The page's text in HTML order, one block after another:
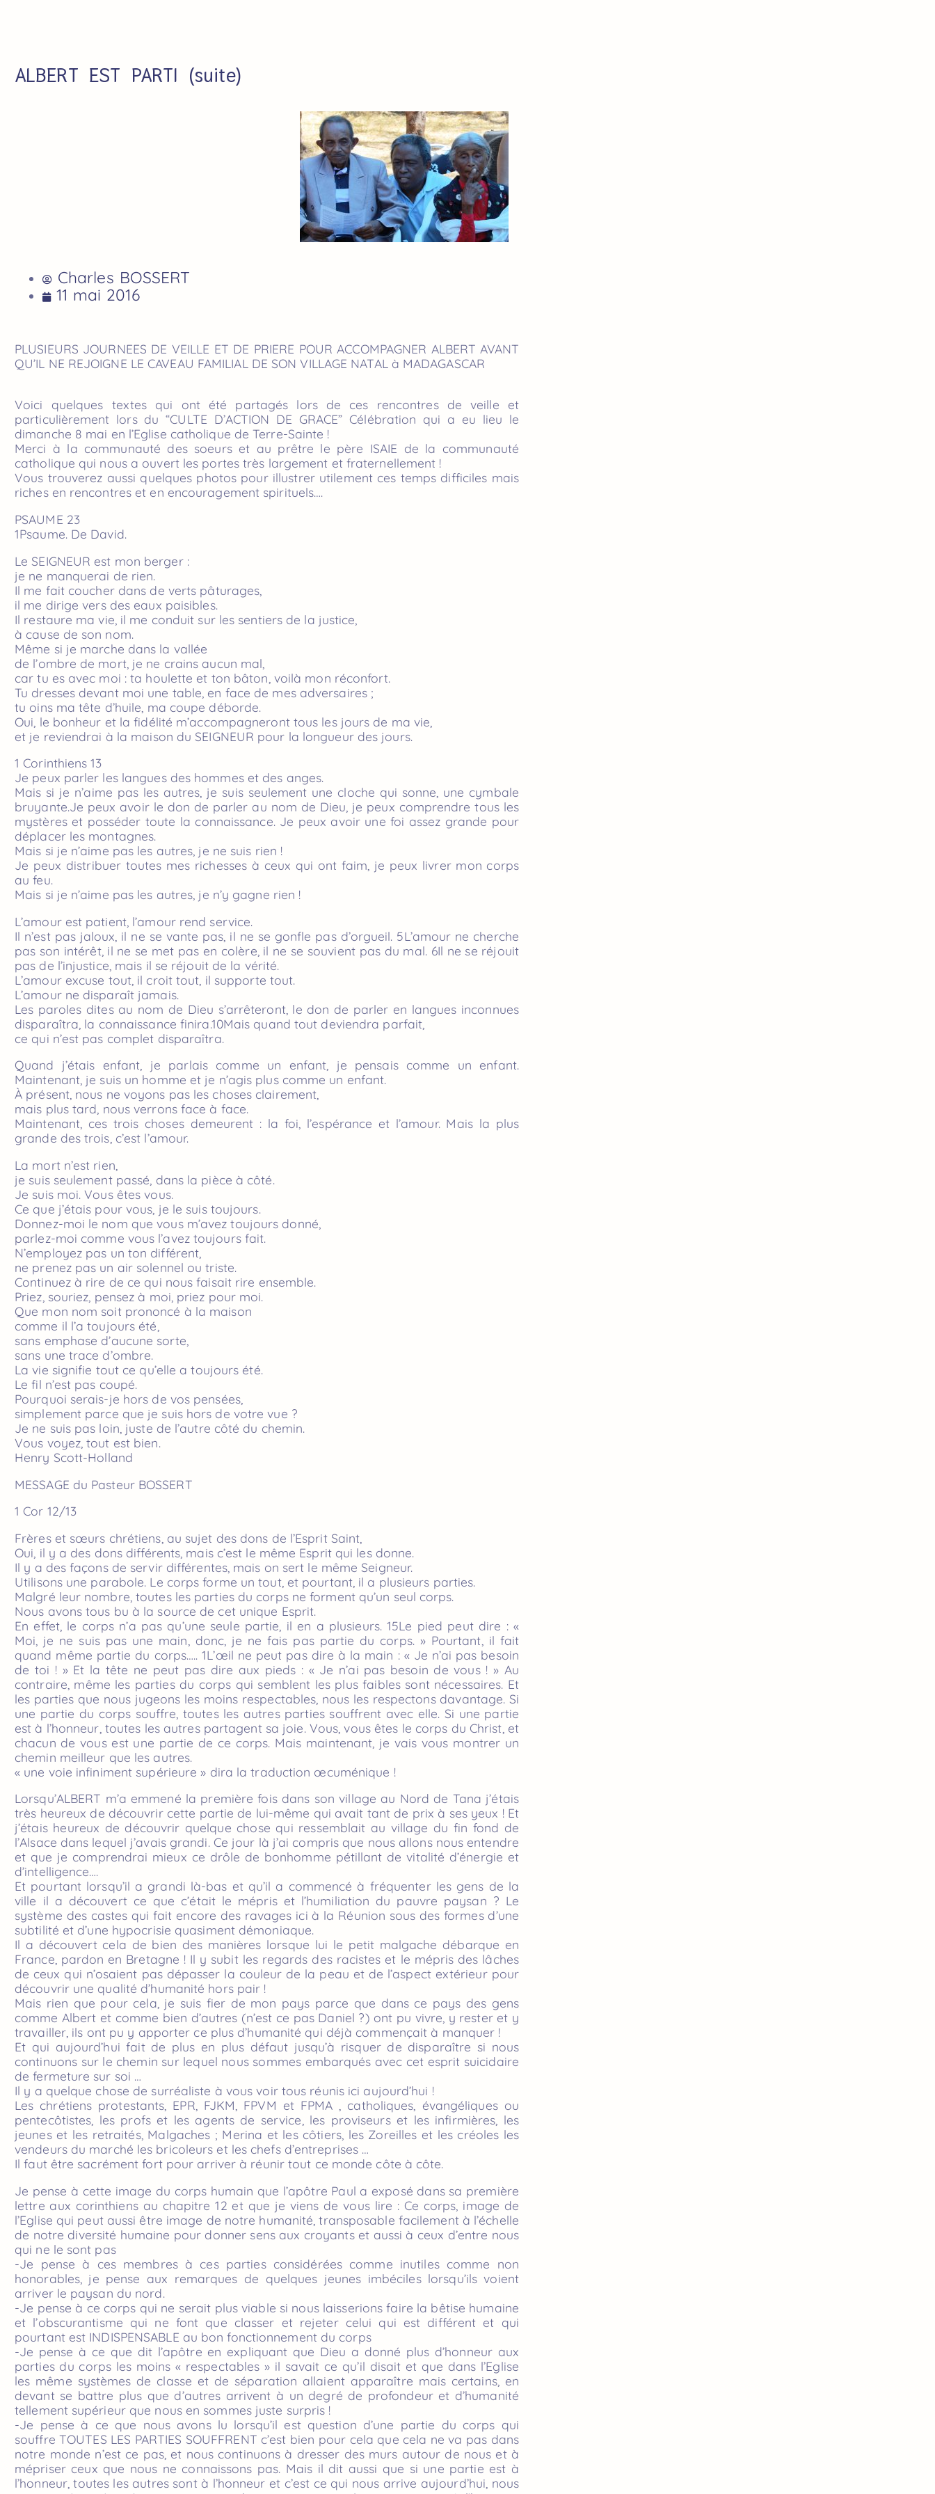
ALBERT EST PARTI (suite)
Charles BOSSERT
11 mai 2016
PLUSIEURS JOURNEES DE VEILLE ET DE PRIERE POUR ACCOMPAGNER ALBERT AVANT
QU’IL NE REJOIGNE LE CAVEAU FAMILIAL DE SON VILLAGE NATAL à MADAGASCAR
Voici quelques textes qui ont été partagés lors de ces rencontres de veille et
particulièrement lors du “CULTE D’ACTION DE GRACE” Célébration qui a eu lieu le
dimanche 8 mai en l’Eglise catholique de Terre-Sainte !
Merci à la communauté des soeurs et au prêtre le père ISAIE de la communauté
catholique qui nous a ouvert les portes très largement et fraternellement !
Vous trouverez aussi quelques photos pour illustrer utilement ces temps difficiles mais
riches en rencontres et en encouragement spirituels….
PSAUME 23
1Psaume. De David.
Le SEIGNEUR est mon berger :
je ne manquerai de rien.
Il me fait coucher dans de verts pâturages,
il me dirige vers des eaux paisibles.
Il restaure ma vie, il me conduit sur les sentiers de la justice,
à cause de son nom.
Même si je marche dans la vallée
de l’ombre de mort, je ne crains aucun mal,
car tu es avec moi : ta houlette et ton bâton, voilà mon réconfort.
Tu dresses devant moi une table, en face de mes adversaires ;
tu oins ma tête d’huile, ma coupe déborde.
Oui, le bonheur et la fidélité m’accompagneront tous les jours de ma vie,
et je reviendrai à la maison du SEIGNEUR pour la longueur des jours.
1 Corinthiens 13
Je peux parler les langues des hommes et des anges.
Mais si je n’aime pas les autres, je suis seulement une cloche qui sonne, une cymbale
bruyante.Je peux avoir le don de parler au nom de Dieu, je peux comprendre tous les
mystères et posséder toute la connaissance. Je peux avoir une foi assez grande pour
déplacer les montagnes.
Mais si je n’aime pas les autres, je ne suis rien !
Je peux distribuer toutes mes richesses à ceux qui ont faim, je peux livrer mon corps
au feu.
Mais si je n’aime pas les autres, je n’y gagne rien !
L’amour est patient, l’amour rend service.
Il n’est pas jaloux, il ne se vante pas, il ne se gonfle pas d’orgueil. 5L’amour ne cherche
pas son intérêt, il ne se met pas en colère, il ne se souvient pas du mal. 6Il ne se réjouit
pas de l’injustice, mais il se réjouit de la vérité.
L’amour excuse tout, il croit tout, il supporte tout.
L’amour ne disparaît jamais.
Les paroles dites au nom de Dieu s’arrêteront, le don de parler en langues inconnues
disparaîtra, la connaissance finira.10Mais quand tout deviendra parfait,
ce qui n’est pas complet disparaîtra.
Quand j’étais enfant, je parlais comme un enfant, je pensais comme un enfant.
Maintenant, je suis un homme et je n’agis plus comme un enfant.
À présent, nous ne voyons pas les choses clairement,
mais plus tard, nous verrons face à face.
Maintenant, ces trois choses demeurent : la foi, l’espérance et l’amour. Mais la plus
grande des trois, c’est l’amour.
La mort n’est rien,
je suis seulement passé, dans la pièce à côté.
Je suis moi. Vous êtes vous.
Ce que j’étais pour vous, je le suis toujours.
Donnez-moi le nom que vous m’avez toujours donné,
parlez-moi comme vous l’avez toujours fait.
N’employez pas un ton différent,
ne prenez pas un air solennel ou triste.
Continuez à rire de ce qui nous faisait rire ensemble.
Priez, souriez, pensez à moi, priez pour moi.
Que mon nom soit prononcé à la maison
comme il l’a toujours été,
sans emphase d’aucune sorte,
sans une trace d’ombre.
La vie signifie tout ce qu’elle a toujours été.
Le fil n’est pas coupé.
Pourquoi serais-je hors de vos pensées,
simplement parce que je suis hors de votre vue ?
Je ne suis pas loin, juste de l’autre côté du chemin.
Vous voyez, tout est bien.
Henry Scott-Holland
MESSAGE du Pasteur BOSSERT
1 Cor 12/13
Frères et sœurs chrétiens, au sujet des dons de l’Esprit Saint,
Oui, il y a des dons différents, mais c’est le même Esprit qui les donne.
Il y a des façons de servir différentes, mais on sert le même Seigneur.
Utilisons une parabole. Le corps forme un tout, et pourtant, il a plusieurs parties.
Malgré leur nombre, toutes les parties du corps ne forment qu’un seul corps.
Nous avons tous bu à la source de cet unique Esprit.
En effet, le corps n’a pas qu’une seule partie, il en a plusieurs. 15Le pied peut dire : «
Moi, je ne suis pas une main, donc, je ne fais pas partie du corps. » Pourtant, il fait
quand même partie du corps….. 1L’œil ne peut pas dire à la main : « Je n’ai pas besoin
de toi ! » Et la tête ne peut pas dire aux pieds : « Je n’ai pas besoin de vous ! » Au
contraire, même les parties du corps qui semblent les plus faibles sont nécessaires. Et
les parties que nous jugeons les moins respectables, nous les respectons davantage. Si
une partie du corps souffre, toutes les autres parties souffrent avec elle. Si une partie
est à l’honneur, toutes les autres partagent sa joie. Vous, vous êtes le corps du Christ, et
chacun de vous est une partie de ce corps. Mais maintenant, je vais vous montrer un
chemin meilleur que les autres.
« une voie infiniment supérieure » dira la traduction œcuménique !
Lorsqu’ALBERT m’a emmené la première fois dans son village au Nord de Tana j’étais
très heureux de découvrir cette partie de lui-même qui avait tant de prix à ses yeux ! Et
j’étais heureux de découvrir quelque chose qui ressemblait au village du fin fond de
l’Alsace dans lequel j’avais grandi. Ce jour là j’ai compris que nous allons nous entendre
et que je comprendrai mieux ce drôle de bonhomme pétillant de vitalité d’énergie et
d’intelligence….
Et pourtant lorsqu’il a grandi là-bas et qu’il a commencé à fréquenter les gens de la
ville il a découvert ce que c’était le mépris et l’humiliation du pauvre paysan ? Le
système des castes qui fait encore des ravages ici à la Réunion sous des formes d’une
subtilité et d’une hypocrisie quasiment démoniaque.
Il a découvert cela de bien des manières lorsque lui le petit malgache débarque en
France, pardon en Bretagne ! Il y subit les regards des racistes et le mépris des lâches
de ceux qui n’osaient pas dépasser la couleur de la peau et de l’aspect extérieur pour
découvrir une qualité d’humanité hors pair !
Mais rien que pour cela, je suis fier de mon pays parce que dans ce pays des gens
comme Albert et comme bien d’autres (n’est ce pas Daniel ?) ont pu vivre, y rester et y
travailler, ils ont pu y apporter ce plus d’humanité qui déjà commençait à manquer !
Et qui aujourd’hui fait de plus en plus défaut jusqu’à risquer de disparaître si nous
continuons sur le chemin sur lequel nous sommes embarqués avec cet esprit suicidaire
de fermeture sur soi …
Il y a quelque chose de surréaliste à vous voir tous réunis ici aujourd’hui !
Les chrétiens protestants, EPR, FJKM, FPVM et FPMA , catholiques, évangéliques ou
pentecôtistes, les profs et les agents de service, les proviseurs et les infirmières, les
jeunes et les retraités, Malgaches ; Merina et les côtiers, les Zoreilles et les créoles les
vendeurs du marché les bricoleurs et les chefs d’entreprises …
Il faut être sacrément fort pour arriver à réunir tout ce monde côte à côte.
Je pense à cette image du corps humain que l’apôtre Paul a exposé dans sa première
lettre aux corinthiens au chapitre 12 et que je viens de vous lire : Ce corps, image de
l’Eglise qui peut aussi être image de notre humanité, transposable facilement à l’échelle
de notre diversité humaine pour donner sens aux croyants et aussi à ceux d’entre nous
qui ne le sont pas
-Je pense à ces membres à ces parties considérées comme inutiles comme non
honorables, je pense aux remarques de quelques jeunes imbéciles lorsqu’ils voient
arriver le paysan du nord.
-Je pense à ce corps qui ne serait plus viable si nous laisserions faire la bêtise humaine
et l’obscurantisme qui ne font que classer et rejeter celui qui est différent et qui
pourtant est INDISPENSABLE au bon fonctionnement du corps
-Je pense à ce que dit l’apôtre en expliquant que Dieu a donné plus d’honneur aux
parties du corps les moins « respectables » il savait ce qu’il disait et que dans l’Eglise
les même systèmes de classe et de séparation allaient apparaître mais certains, en
devant se battre plus que d’autres arrivent à un degré de profondeur et d’humanité
tellement supérieur que nous en sommes juste surpris !
-Je pense à ce que nous avons lu lorsqu’il est question d’une partie du corps qui
souffre TOUTES LES PARTIES SOUFFRENT c’est bien pour cela que cela ne va pas dans
notre monde n’est ce pas, et nous continuons à dresser des murs autour de nous et à
mépriser ceux que nous ne connaissons pas. Mais il dit aussi que si une partie est à
l’honneur, toutes les autres sont à l’honneur et c’est ce qui nous arrive aujourd’hui, nous